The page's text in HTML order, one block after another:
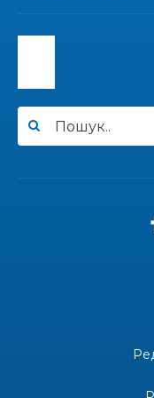
13:33
30 лип
«Дві музи»
Одна з